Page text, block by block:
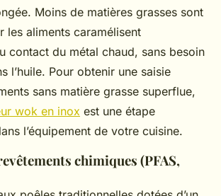
Moins de matières grasses sont
les aliments caramélisent
contact du métal chaud, sans besoin
l’huile. Pour obtenir une saisie
sans matière grasse superflue,
wok en inox est une étape
l’équipement de votre cuisine.
chimiques (PFAS,